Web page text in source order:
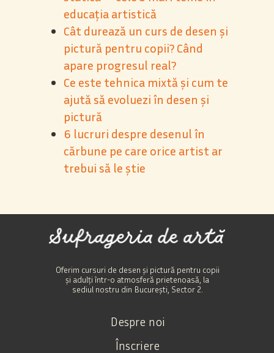
Oferim cursuri de desen și pictură pentru copii
și adulți într-o atmosferă prietenoasă, la
sediul nostru din București, Sector 2.
Despre noi
Înscriere
educația artistică
Cât durează un curs de desen și
pictură pentru copii? Când
apare progresul real?
Ce este tehnica mixtă și cum te
ajută să evoluezi în desen și
pictură
6 lucruri despre desenul în
cărbune pe care orice artist ar
trebui să le știe